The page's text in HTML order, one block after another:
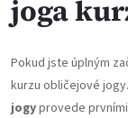
joga
Pokud jste úplným
kurzu obličejové
jogyprovede